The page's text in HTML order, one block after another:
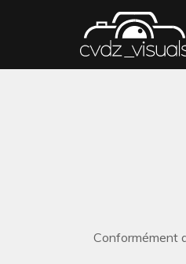
Conformément